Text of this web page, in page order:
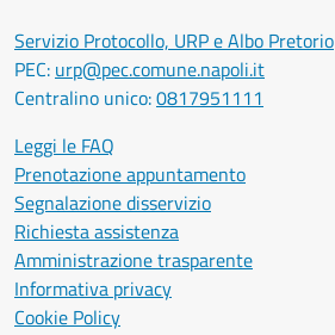
Servizio Protocollo, URP e Albo Pretorio
PEC: urp@pec.comune.napoli.it
Centralino unico:0817951111
Leggi le FAQ
Prenotazione appuntamento
Segnalazione disservizio
Richiesta assistenza
Amministrazione trasparente
Informativa privacy
Cookie Policy